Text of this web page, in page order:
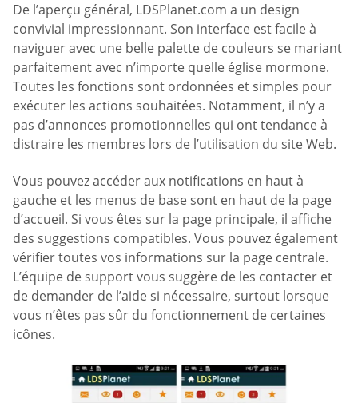
De l’aperçu général, LDSPlanet.com a un design
convivial impressionnant. Son interface est facile à
naviguer avec une belle palette de couleurs se mariant
parfaitement avec n’importe quelle église mormone.
Toutes les fonctions sont ordonnées et simples pour
exécuter les actions souhaitées. Notamment, il n’y a
pas d’annonces promotionnelles qui ont tendance à
distraire les membres lors de l’utilisation du site Web.
Vous pouvez accéder aux notifications en haut à
gauche et les menus de base sont en haut de la page
d’accueil. Si vous êtes sur la page principale, il affiche
des suggestions compatibles. Vous pouvez également
vérifier toutes vos informations sur la page centrale.
L’équipe de support vous suggère de les contacter et
de demander de l’aide si nécessaire, surtout lorsque
vous n’êtes pas sûr du fonctionnement de certaines
icônes.